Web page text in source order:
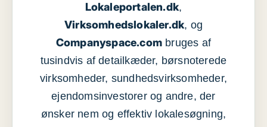
Lokaleportalen.dk,
Virksomhedslokaler.dk, og
Companyspace.com bruges af
tusindvis af detailkæder, børsnoterede
virksomheder, sundhedsvirksomheder,
ejendomsinvestorer og andre, der
ønsker nem og effektiv lokalesøgning,